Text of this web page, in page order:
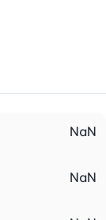
NaN
NaN